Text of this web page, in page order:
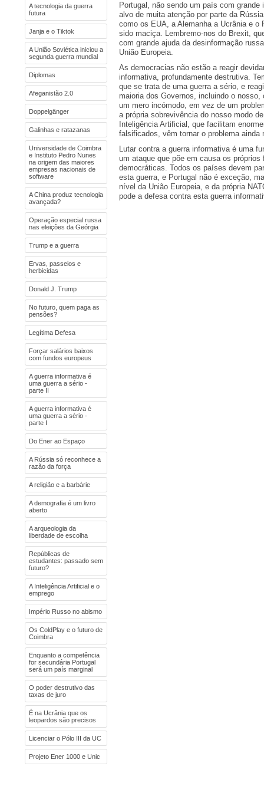
A tecnologia da guerra
futura
Janja e o Tiktok
A União Soviética iniciou a
segunda guerra mundial
Diplomas
Afeganistão 2.0
Doppelgänger
Galinhas e ratazanas
Universidade de Coimbra
e Instituto Pedro Nunes
na origem das maiores
empresas nacionais de
software
A China produz tecnologia
avançada?
Operação especial russa
nas eleições da Geórgia
Trump e a guerra
Ervas, passeios e
herbicidas
Donald J. Trump
No futuro, quem paga as
pensões?
Legítima Defesa
Forçar salários baixos
com fundos europeus
A guerra informativa é
uma guerra a sério -
parte II
A guerra informativa é
uma guerra a sério -
parte I
Do Ener ao Espaço
A Rússia só reconhece a
razão da força
A religião e a barbárie
A demografia é um livro
aberto
A arqueologia da
liberdade de escolha
Repúblicas de
estudantes: passado sem
futuro?
A Inteligência Artificial e o
emprego
Império Russo no abismo
Os ColdPlay e o futuro de
Coimbra
Enquanto a competência
for secundária Portugal
será um país marginal
O poder destrutivo das
taxas de juro
É na Ucrânia que os
leopardos são precisos
Licenciar o Pólo III da UC
Projeto Ener 1000 e Unic
Portugal, não sendo um país com
alvo de muita atenção por parte da
como os EUA, a Alemanha a Ucrânia e o
sido maciça. Lembremo-nos do Brexit,
com grande ajuda da desinformação
União Europeia.
As democracias não estão a reagir
informativa, profundamente destrutiva.
que se trata de uma guerra a sério, e
maioria dos Governos, incluindo o
um mero incómodo, em vez de um
a própria sobrevivência do nosso modo
Inteligência Artificial, que facilitam
falsificados, vêm tornar o problema
Lutar contra a guerra informativa é uma
um ataque que põe em causa os
democráticas. Todos os países devem
esta guerra, e Portugal não é exceção,
nível da União Europeia, e da própria
pode a defesa contra esta guerra